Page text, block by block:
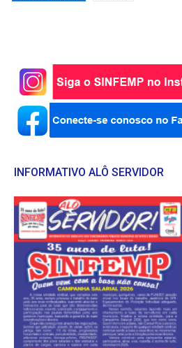
INFORMATIVO ALÔ SERVIDOR